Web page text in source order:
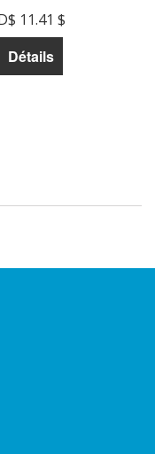
11.41 $
Détails